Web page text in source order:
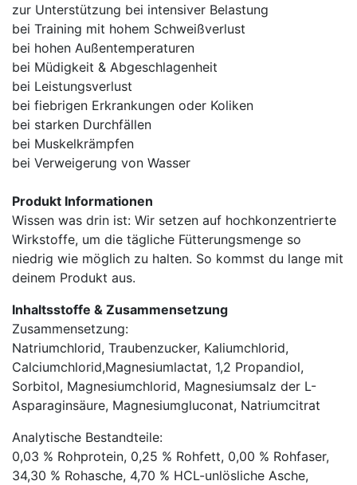
zur Unterstützung bei intensiver Belastung
bei Training mit hohem Schweißverlust
bei hohen Außentemperaturen
bei Müdigkeit & Abgeschlagenheit
bei Leistungsverlust
bei fiebrigen Erkrankungen oder Koliken
bei starken Durchfällen
bei Muskelkrämpfen
bei Verweigerung von Wasser
Produkt Informationen
Wissen was drin ist: Wir setzen auf hochkonzentrierte
Wirkstoffe, um die tägliche Fütterungsmenge so
niedrig wie möglich zu halten. So kommst du lange mit
deinem Produkt aus.
Inhaltsstoffe & Zusammensetzung
Zusammensetzung:
Natriumchlorid, Traubenzucker, Kaliumchlorid,
Calciumchlorid,Magnesiumlactat, 1,2 Propandiol,
Sorbitol, Magnesiumchlorid, Magnesiumsalz der L-
Asparaginsäure, Magnesiumgluconat, Natriumcitrat
Analytische Bestandteile:
0,03 % Rohprotein, 0,25 % Rohfett, 0,00 % Rohfaser,
34,30 % Rohasche, 4,70 % HCL-unlösliche Asche,